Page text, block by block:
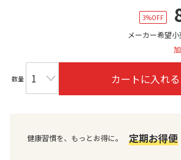
3%OFF
メーカー希望小
数量 カートに入れる
健康習慣を、もっとお得に。 定期お得便